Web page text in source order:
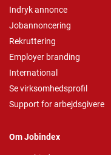
Indryk annonce
Jobannoncering
Rekruttering
Employer branding
International
Se virksomhedsprofil
Support for arbejdsgivere
Om Jobindex